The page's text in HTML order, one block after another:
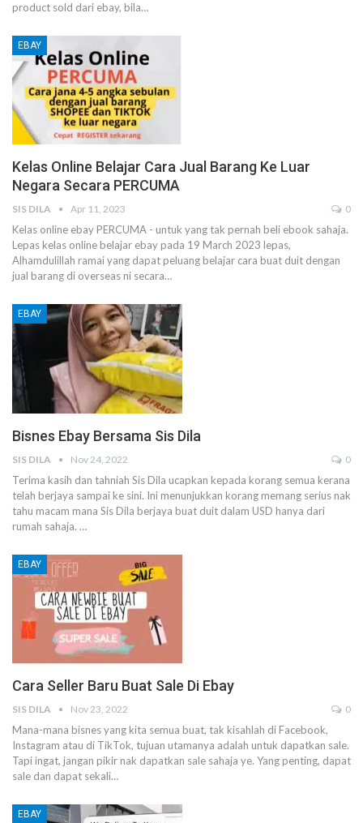
product sold dari ebay, bila…
EBAY
Kelas Online Belajar Cara Jual Barang Ke Luar
Negara Secara PERCUMA
SIS DILA Apr 11, 2023 0
Kelas online ebay PERCUMA - untuk yang tak pernah beli ebook sahaja.
Lepas kelas online belajar ebay pada 19 March 2023 lepas,
Alhamdulillah ramai yang dapat peluang belajar cara buat duit dengan
jual barang di overseas ni secara…
EBAY
Bisnes Ebay Bersama Sis Dila
SIS DILA Nov 24, 2022 0
Terima kasih dan tahniah Sis Dila ucapkan kepada korang semua kerana
telah berjaya sampai ke sini. Ini menunjukkan korang memang serius nak
tahu macam mana Sis Dila berjaya buat duit dalam USD hanya dari
rumah sahaja. …
EBAY
Cara Seller Baru Buat Sale Di Ebay
SIS DILA Nov 23, 2022 0
Mana-mana bisnes yang kita semua buat, tak kisahlah di Facebook,
Instagram atau di TikTok, tujuan utamanya adalah untuk dapatkan sale.
Tapi ingat, jangan pikir nak dapatkan sale sahaja ye. Yang penting, dapat
sale dan dapat sekali…
EBAY